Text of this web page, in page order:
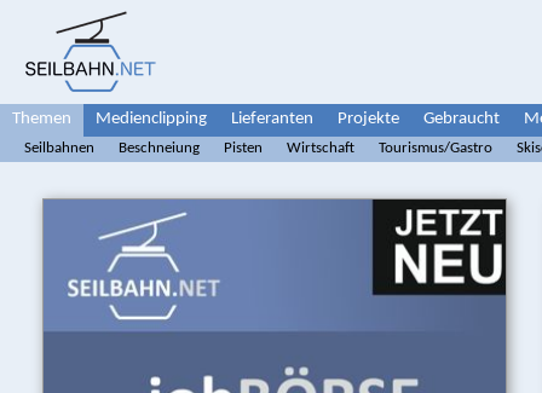
Themen Medienclipping Lieferanten Projekte Gebraucht
Seilbahnen Beschneiung Pisten Wirtschaft Tourismus/Gastro